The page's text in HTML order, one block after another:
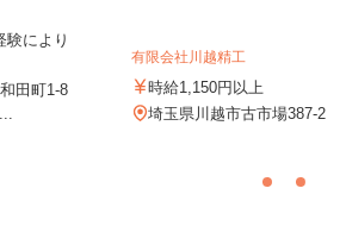
により
田町1-8
有限会社川越精工
時給1,150円以上
埼玉県川越市古市場387-2